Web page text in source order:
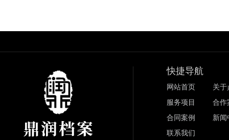
快捷导航
网站首页
关于
服务项目
合作
合同案例
新闻
联系我们